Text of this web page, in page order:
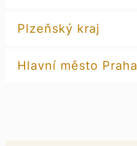
Plzeňský kraj
Hlavní město Praha